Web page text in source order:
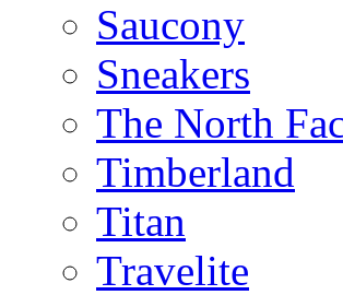
Saucony
Sneakers
The North
Timberland
Titan
Travelite